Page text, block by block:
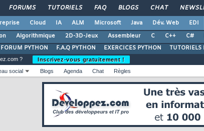
FORUMS TUTORIELS FAQ BLOGS CHAT
Cloud IA ALM Microsoft Java Dév. Web EDI
Algorithmique 2D-3D-Jeux Assembleur C C++ C#
FORUM PYTHON
F.A.Q PYTHON EXERCICES PYTHON TUTORIELS
?
Inscrivez-vous gratuitement !
social Blogs Agenda Chat Règles